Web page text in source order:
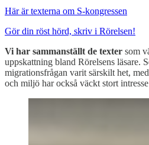
Här är texterna om S-kongressen
Gör din röst hörd, skriv i Rörelsen!
Vi har sammanställt de texter som
uppskattning bland Rörelsens läsare.
migrationsfrågan varit särskilt het,
och miljö har också väckt stort